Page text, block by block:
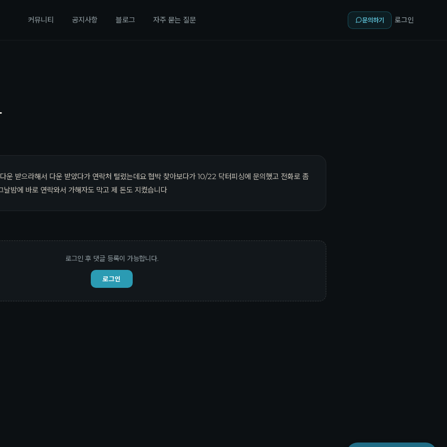
커뮤니티 공지사항 블로그 자주 묻는 질문 문의하기 로그인
운 받으라해서 다운 받았다가 연락처 털렸는데요 협박 찾아보다가 10/22 닥터피싱에 문의했고 전화로 좀
날밤에 바로 연락와서 가해자도 막고 제 돈도 지켰습니다
로그인 후 댓글 등록이 가능합니다.
로그인